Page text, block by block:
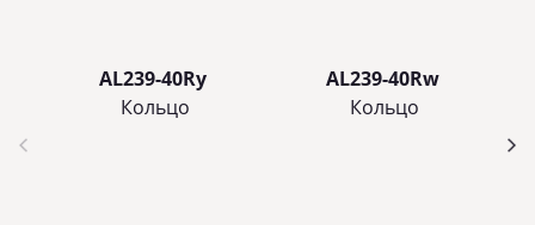
AL239-40Ry
Кольцo
AL239-40Rw
Кольцo